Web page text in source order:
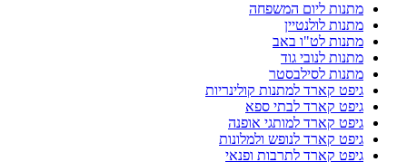
מתנות ליום המשפחה
מתנות לולנטיין
מתנות לט"ו באב
מתנות לנובי גוד
מתנות לסילבסטר
גיפט קארד למתנות קולינריות
גיפט קארד לבתי ספא
גיפט קארד למותגי אופנה
גיפט קארד לנופש ולמלונות
גיפט קארד לתרבות ופנאי